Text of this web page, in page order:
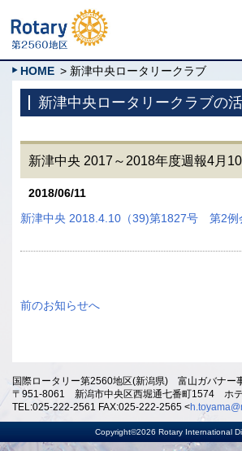
HOME > 新津中央ロータリークラブ
新津中央ロータリークラブの
新津中央 2017～2018年度週報4月10
2018/06/11
新津中央 2018.4.10（39)第1827号 第2例
前のお知らせへ
国際ロータリー第2560地区(新潟県) 富山ガバナー
〒951-8061 新潟市中央区西堀通七番町1574 ホ
TEL:025-222-2561 FAX:025-222-2565 <
Copyright©2026 Rotary International